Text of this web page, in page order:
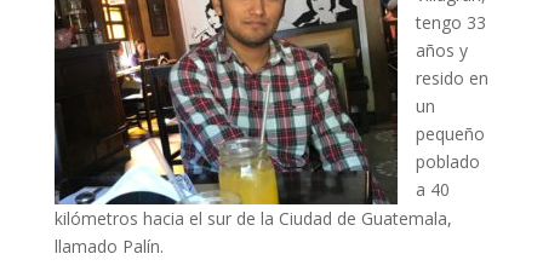
tengo 33
años y
resido en
un
pequeño
poblado
a 40
kilómetros hacia el sur de la Ciudad de Guatemala,
llamado Palín.